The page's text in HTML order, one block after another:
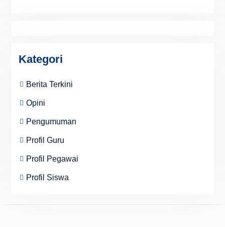
Kategori
Berita Terkini
Opini
Pengumuman
Profil Guru
Profil Pegawai
Profil Siswa